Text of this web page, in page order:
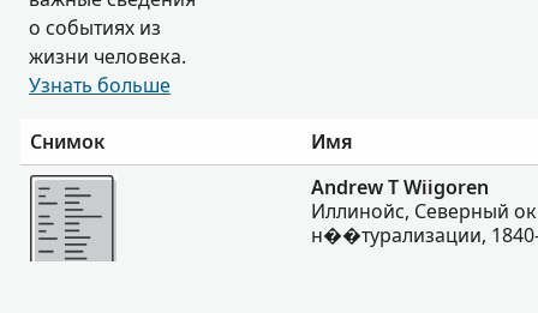
о событиях из
жизни человека.
Узнать больше
Снимок
Имя
Больше
Andrew T Wiigoren
Иллинойс, Северный
н��турализации, 1840-